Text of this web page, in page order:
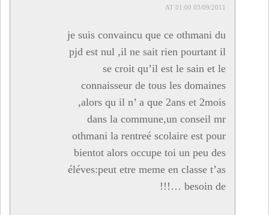
03/09/2011 AT 01:00
je suis convaincu que ce othmani du
pjd est nul ,il ne sait rien pourtant il
se croit qu’il est le sain et le
connaisseur de tous les domaines
,alors qu il n’ a que 2ans et 2mois
dans la commune,un conseil mr
othmani la rentreé scolaire est pour
bientot alors occupe toi un peu des
éléves:peut etre meme en classe t’as
besoin de …!!!